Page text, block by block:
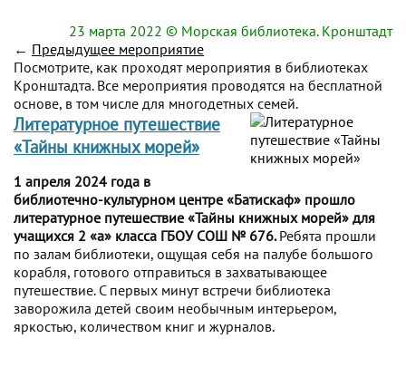
23 марта 2022 © Морская библиотека. Кронштадт
← Предыдущее мероприятие
Посмотрите, как проходят мероприятия в библиотеках
Кронштадта. Все мероприятия проводятся на бесплатной
основе, в том числе для многодетных семей.
Литературное путешествие
«Тайны книжных морей»
1 апреля 2024 года в
библиотечно-культурном центре «Батискаф» прошло
литературное путешествие «Тайны книжных морей» для
учащихся 2 «а» класса ГБОУ СОШ № 676.Ребята прошли
по залам библиотеки, ощущая себя на палубе большого
корабля, готового отправиться в захватывающее
путешествие. С первых минут встречи библиотека
заворожила детей своим необычным интерьером,
яркостью, количеством книг и журналов.